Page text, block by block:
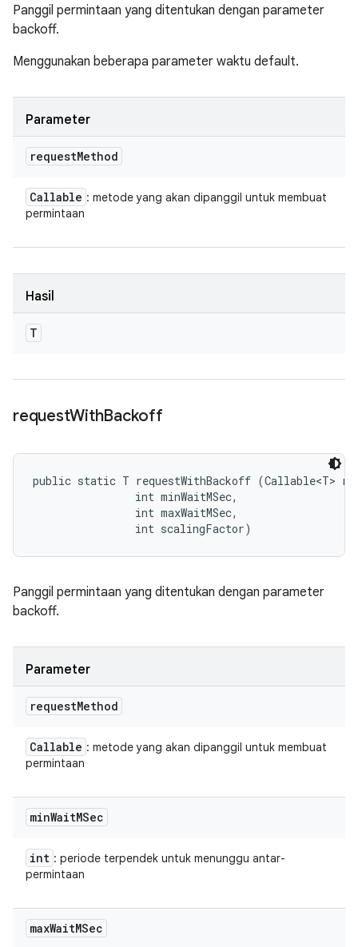
Panggil permintaan yang ditentukan dengan parameter
backoff.
Menggunakan beberapa parameter waktu default.
Parameter
requestMethod
Callable : metode yang akan dipanggil untuk membuat
permintaan
Hasil
T
requestWithBackoff
public static T requestWithBackoff (Callable<T>
                int minWaitMSec,
                int maxWaitMSec,
                int scalingFactor)
Panggil permintaan yang ditentukan dengan parameter
backoff.
Parameter
requestMethod
Callable : metode yang akan dipanggil untuk membuat
permintaan
minWaitMSec
int : periode terpendek untuk menunggu antar-
permintaan
maxWaitMSec